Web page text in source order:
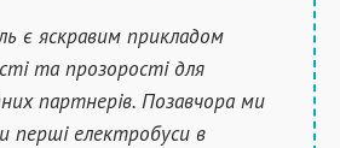
є яскравим прикладом
та прозорості для
партнерів. Позавчора ми
перші електробуси в